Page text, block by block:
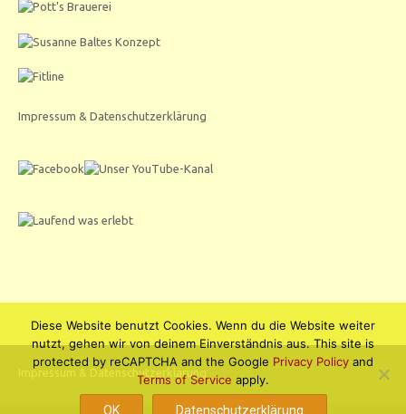
Impressum & Datenschutzerklärung
Impressum & Datenschutzerklärung
Diese Website benutzt Cookies. Wenn du die Website weiter
nutzt, gehen wir von deinem Einverständnis aus. This site is
protected by reCAPTCHA and the Google Privacy Policy and
Terms of Service apply.
OK Datenschutzerklärung